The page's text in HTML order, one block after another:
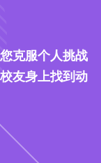
克服个人挑战
友身上找到动